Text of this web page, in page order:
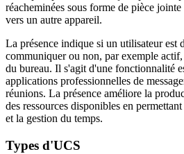
réacheminées sous forme de pièce
vers un autre appareil.
La présence indique si un utilisateur est
communiquer ou non, par exemple
du bureau. Il s'agit d'une fonctionnalité
applications professionnelles de
réunions. La présence améliore la
des ressources disponibles en
et la gestion du temps.
Types d'UCS